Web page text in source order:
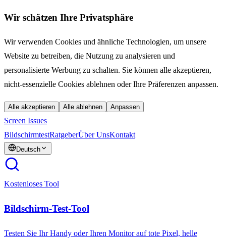
Wir schätzen Ihre Privatsphäre
Wir verwenden Cookies und ähnliche Technologien, um unsere
Website zu betreiben, die Nutzung zu analysieren und
personalisierte Werbung zu schalten. Sie können alle akzeptieren,
nicht-essenzielle Cookies ablehnen oder Ihre Präferenzen anpassen.
Alle akzeptieren Alle ablehnen Anpassen
Screen Issues
BildschirmtestRatgeberÜber UnsKontakt
Deutsch
Kostenloses Tool
Bildschirm-Test-Tool
Testen Sie Ihr Handy oder Ihren Monitor auf tote Pixel, helle